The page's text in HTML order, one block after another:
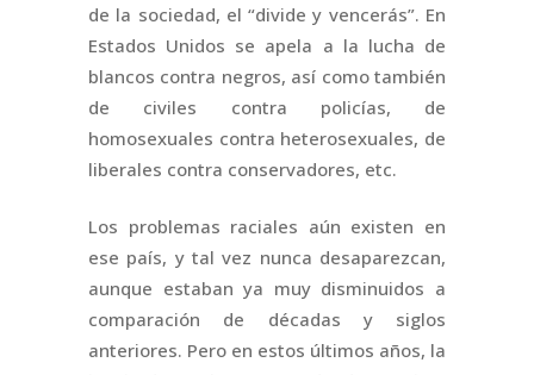
de la sociedad, el “divide y vencerás”. En
Estados Unidos se apela a la lucha de
blancos contra negros, así como también
de civiles contra policías, de
homosexuales contra heterosexuales, de
liberales contra conservadores, etc.
Los problemas raciales aún existen en
ese país, y tal vez nunca desaparezcan,
aunque estaban ya muy disminuidos a
comparación de décadas y siglos
anteriores. Pero en estos últimos años, la